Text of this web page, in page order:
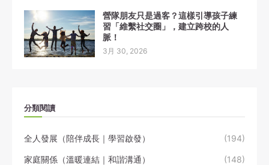
營隊朋友只是過客？這樣引導孩子練
習「維繫社交圈」，建立跨校的人
脈！
3月 30, 2026
分類閱讀
全人發展（陪伴成長｜學習啟發） (194)
家庭關係（溫暖連結｜和諧溝通） (148)